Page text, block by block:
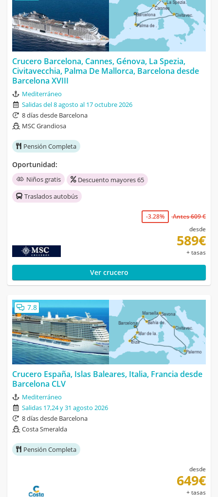
Crucero Barcelona, Cannes, Génova, La Spezia,
Civitavecchia, Palma De Mallorca, Barcelona desde
Barcelona XVIII
Mediterráneo
Salidas del 8 agosto al 17 octubre 2026
8 días desde Barcelona
MSC Grandiosa
Pensión Completa
Oportunidad:
Niños gratis
Descuento mayores 65
Traslados autobús
-3.28%
Antes 609 €
desde
589€
+ tasas
Ver crucero
7.8
Crucero España, Islas Baleares, Italia, Francia desde
Barcelona CLV
Mediterráneo
Salidas 17,24 y 31 agosto 2026
8 días desde Barcelona
Costa Smeralda
Pensión Completa
desde
649€
+ tasas